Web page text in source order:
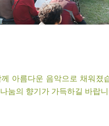
아름다운 음악으로 채워졌
눔의 향기가 가득하길 바랍